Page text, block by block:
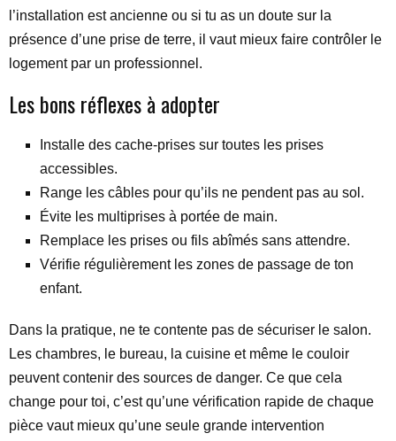
l’installation est ancienne ou si tu as un doute sur la
présence d’une prise de terre, il vaut mieux faire contrôler le
logement par un professionnel.
Les bons réflexes à adopter
Installe des cache-prises sur toutes les prises
accessibles.
Range les câbles pour qu’ils ne pendent pas au sol.
Évite les multiprises à portée de main.
Remplace les prises ou fils abîmés sans attendre.
Vérifie régulièrement les zones de passage de ton
enfant.
Dans la pratique, ne te contente pas de sécuriser le salon.
Les chambres, le bureau, la cuisine et même le couloir
peuvent contenir des sources de danger. Ce que cela
change pour toi, c’est qu’une vérification rapide de chaque
pièce vaut mieux qu’une seule grande intervention